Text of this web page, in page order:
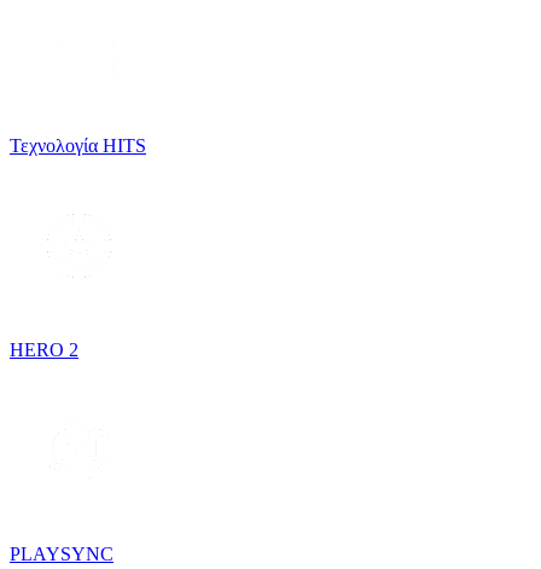
Τεχνολογία HITS
HERO 2
PLAYSYNC